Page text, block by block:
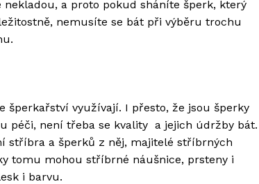
a proto pokud sháníte šperk, který
nemusíte se bát při výběru trochu
šperkařství využívají. I přesto, že jsou šperky
péči, není třeba se kvality a jejich údržby bát.
stříbra a šperků z něj, majitelé stříbrných
tomu mohou stříbrné náušnice, prsteny i
i barvu.